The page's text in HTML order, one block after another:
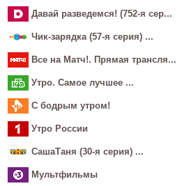
Давай рaзвeдемся! (752-я сер...
Чик-зарядка (57-я серия) ...
Все на Матч!. Прямая трансля...
Утро. Самое лучшее ...
С бодрым утром!
Утро России
CaшаТаня (30-я серия) ...
Мультфильмы